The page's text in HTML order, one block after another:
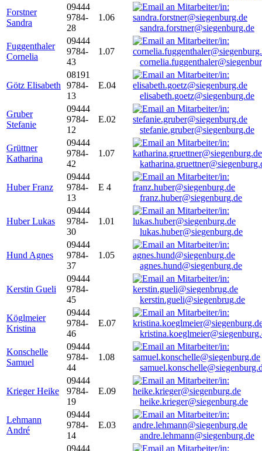
Forstner
Sandra
09444
9784-
28
1.06
sandra.forstner@siegenburg.de
Fuggenthaler
Cornelia
09444
9784-
43
1.07
Götz Elisabeth
08191
9784-
13
E.04
elisabeth.goetz@siegenburg.de
Gruber
Stefanie
09444
9784-
12
E.02
stefanie.gruber@siegenburg.de
Grüttner
Katharina
09444
9784-
42
1.07
Huber Franz
09444
9784-
13
E 4
franz.huber@siegenburg.de
Huber Lukas
09444
9784-
30
1.01
lukas.huber@siegenburg.de
Hund Agnes
09444
9784-
37
1.05
agnes.hund@siegenburg.de
Kerstin Gueli
09444
9784-
45
kerstin.gueli@siegenbrug.de
Köglmeier
Kristina
09444
9784-
46
E.07
Konschelle
Samuel
09444
9784-
44
1.08
Krieger Heike
09444
9784-
19
E.09
heike.krieger@siegenburg.de
Lehmann
André
09444
9784-
14
E.03
andre.lehmann@siegenburg.de
09444